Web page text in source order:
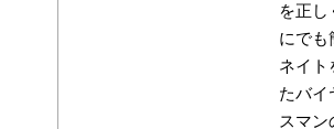
を正
にでも
ネイト
たバイ
スマ